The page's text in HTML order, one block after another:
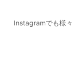
Instagramでも様